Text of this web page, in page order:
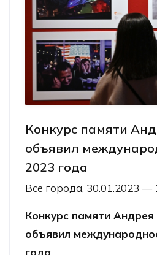
Конкурс памяти
объявил
2023 года
Все города, 30.01.2023 —
Конкурс памяти Андрея
объявил
года.